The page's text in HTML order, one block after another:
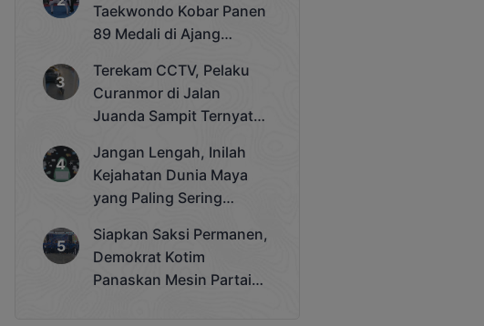
Taekwondo Kobar Panen
89 Medali di Ajang
Cup 2025
Terekam CCTV, Pelaku
Curanmor di Jalan
Juanda Sampit Ternyata
Jangan Lengah, Inilah
Kejahatan Dunia Maya
yang Paling Sering
Siapkan Saksi Permanen,
Demokrat Kotim
Panaskan Mesin Partai